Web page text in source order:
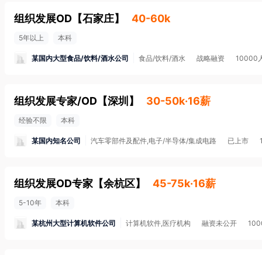
组织发展OD 【石家庄】 40-60k
5年以上 本科
某国内大型食品/饮料/酒水公司 食品/饮料/酒水 战略融资 10000
组织发展专家/OD 【深圳 】 30-50k·16薪
经验不限 本科
某国内知名公司 汽车零部件及配件,电子/半导体/集成电路 已上市
组织发展OD专家 【余杭区】 45-75k·16薪
5-10年 本科
某杭州大型计算机软件公司 计算机软件,医疗机构 融资未公开